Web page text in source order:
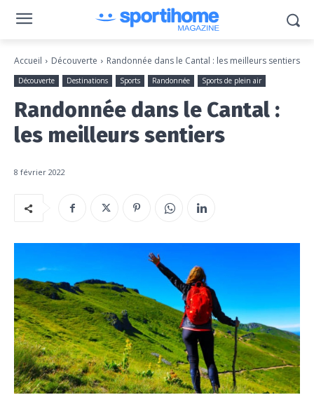
Accueil Découverte Randonnée dans le Cantal : les meilleurs sentiers
Découverte Destinations Sports Randonnée Sports de plein air
Randonnée dans le Cantal :
les meilleurs sentiers
8 février 2022